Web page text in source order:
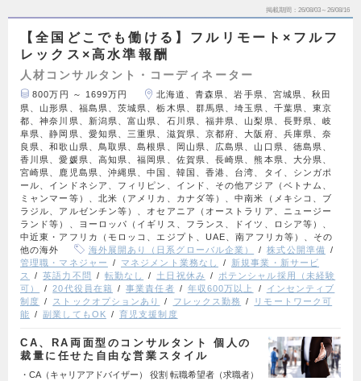
掲載期間 26/08/03～26/08/16
【全国どこでも働ける】フルリモート×フルフ
レックス×高水準報酬
人材コンサルタント・コーディネーター
800万円 ～ 1699万円
北海道、青森県、岩手県、宮城県、秋田
県、山形県、福島県、茨城県、栃木県、群馬県、埼玉県、千葉県、東京
都、神奈川県、新潟県、富山県、石川県、福井県、山梨県、長野県、岐
阜県、静岡県、愛知県、三重県、滋賀県、京都府、大阪府、兵庫県、奈
良県、和歌山県、鳥取県、島根県、岡山県、広島県、山口県、徳島県、
香川県、愛媛県、高知県、福岡県、佐賀県、長崎県、熊本県、大分県、
宮崎県、鹿児島県、沖縄県、中国、韓国、香港、台湾、タイ、シンガポ
ール、インドネシア、フィリピン、インド、その他アジア（ベトナム、
ミャンマー等）、北米（アメリカ、カナダ等）、中南米（メキシコ、ブ
ラジル、アルゼンチン等）、オセアニア（オーストラリア、ニュージー
ランド等）、ヨーロッパ（イギリス、フランス、ドイツ、ロシア等）、
中近東・アフリカ（モロッコ、エジプト、UAE、南アフリカ等）、その
他の海外
海外展開あり（日系グローバル企業）
株式公開準備
管理職・マネジャー
マネジメント業務なし
新規事業・新サービ
ス
英語力不問 転勤なし 土日祝休み
ポテンシャル採用（未経験
可）
20代役員在籍 事業責任者 年収600万以上
インセンティブ
制度
ストックオプションあり フレックス勤務
リモートワーク可
能
副業してもOK 育児支援制度
CA、RA両面型のコンサルタント 個人の
裁量に任せた自由な営業スタイル
・CA（キャリアアドバイザー） 役割 転職希望者（求職者）